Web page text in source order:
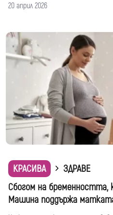
20 април 2026
КРАСИВА
ЗДРАВЕ
Сбогом на бременността,
Машина поддържа